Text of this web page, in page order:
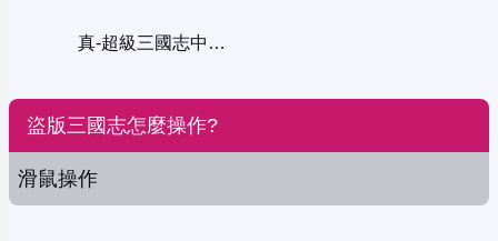
真-超級三國志中文版
盜版三國志怎麼操作?
滑鼠操作